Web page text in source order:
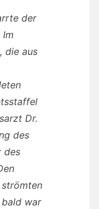
der
die aus
Dr.
des
des
war